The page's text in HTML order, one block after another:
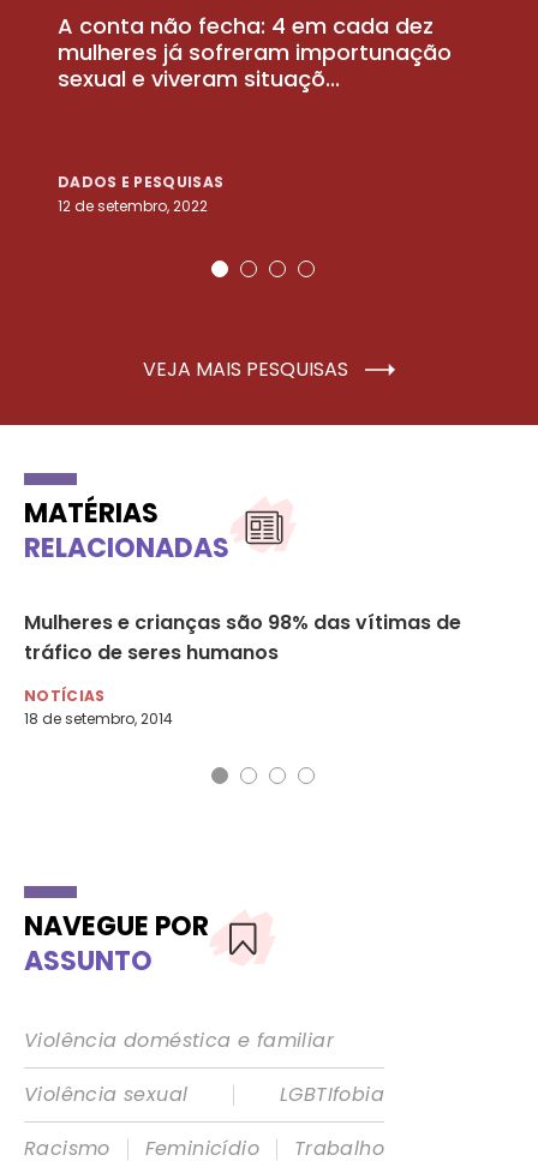
A conta não fecha: 4 em cada dez
mulheres já sofreram importunação
sexual e viveram situaçõ...
DADOS E PESQUISAS
12 de setembro, 2022
VEJA MAIS PESQUISAS
MATÉRIAS
RELACIONADAS
Mulheres e crianças são 98% das vítimas de
tráfico de seres humanos
NOTÍCIAS
18 de setembro, 2014
NAVEGUE POR
ASSUNTO
Violência doméstica e familiar
Violência sexual
|
LGBTIfobia
Racismo
| Feminicídio | Trabalho